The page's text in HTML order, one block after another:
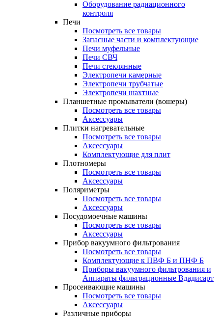
Оборудование радиационного
контроля
Печи
Посмотреть все товары
Запасные части и комплектующие
Печи муфельные
Печи СВЧ
Печи стеклянные
Электропечи камерные
Электропечи трубчатые
Электропечи шахтные
Планшетные промыватели (вошеры)
Посмотреть все товары
Аксессуары
Плитки нагревательные
Посмотреть все товары
Аксессуары
Комплектующие для плит
Плотномеры
Посмотреть все товары
Аксессуары
Поляриметры
Посмотреть все товары
Аксессуары
Посудомоечные машины
Посмотреть все товары
Аксессуары
Прибор вакуумного фильтрования
Посмотреть все товары
Комплектующие к ПВФ Б и ПНФ Б
Приборы вакуумного фильтрования и
Аппараты фильтрационные Вдадисарт
Просеивающие машины
Посмотреть все товары
Аксессуары
Различные приборы